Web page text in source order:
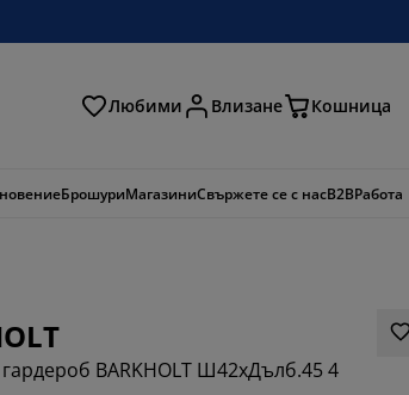
Любими Влизане Кошница
БрошуриМагазиниСвържете се с насB2BРабота
BARKHOLT Ш42xДълб.45 4